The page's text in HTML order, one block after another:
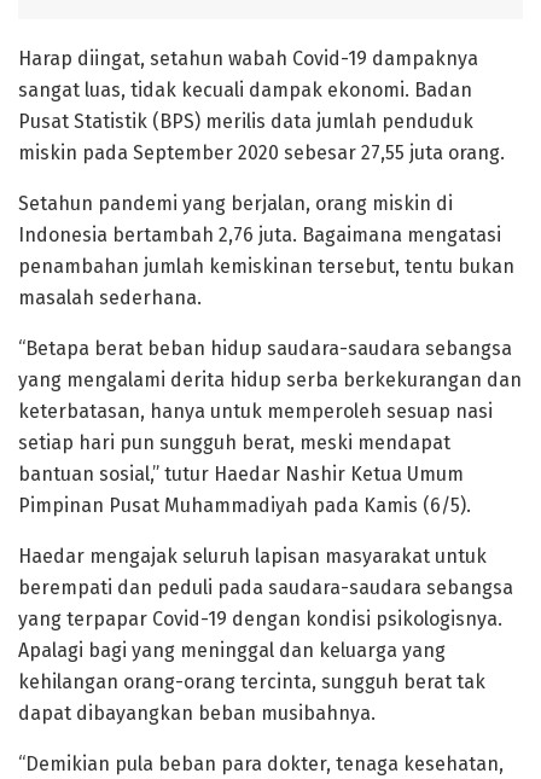
Harap diingat, setahun wabah Covid-19 dampaknya
sangat luas, tidak kecuali dampak ekonomi. Badan
Pusat Statistik (BPS) merilis data jumlah penduduk
miskin pada September 2020 sebesar 27,55 juta orang.
Setahun pandemi yang berjalan, orang miskin di
Indonesia bertambah 2,76 juta. Bagaimana mengatasi
penambahan jumlah kemiskinan tersebut, tentu bukan
masalah sederhana.
“Betapa berat beban hidup saudara-saudara sebangsa
yang mengalami derita hidup serba berkekurangan dan
keterbatasan, hanya untuk memperoleh sesuap nasi
setiap hari pun sungguh berat, meski mendapat
bantuan sosial,” tutur Haedar Nashir Ketua Umum
Pimpinan Pusat Muhammadiyah pada Kamis (6/5).
Haedar mengajak seluruh lapisan masyarakat untuk
berempati dan peduli pada saudara-saudara sebangsa
yang terpapar Covid-19 dengan kondisi psikologisnya.
Apalagi bagi yang meninggal dan keluarga yang
kehilangan orang-orang tercinta, sungguh berat tak
dapat dibayangkan beban musibahnya.
“Demikian pula beban para dokter, tenaga kesehatan,